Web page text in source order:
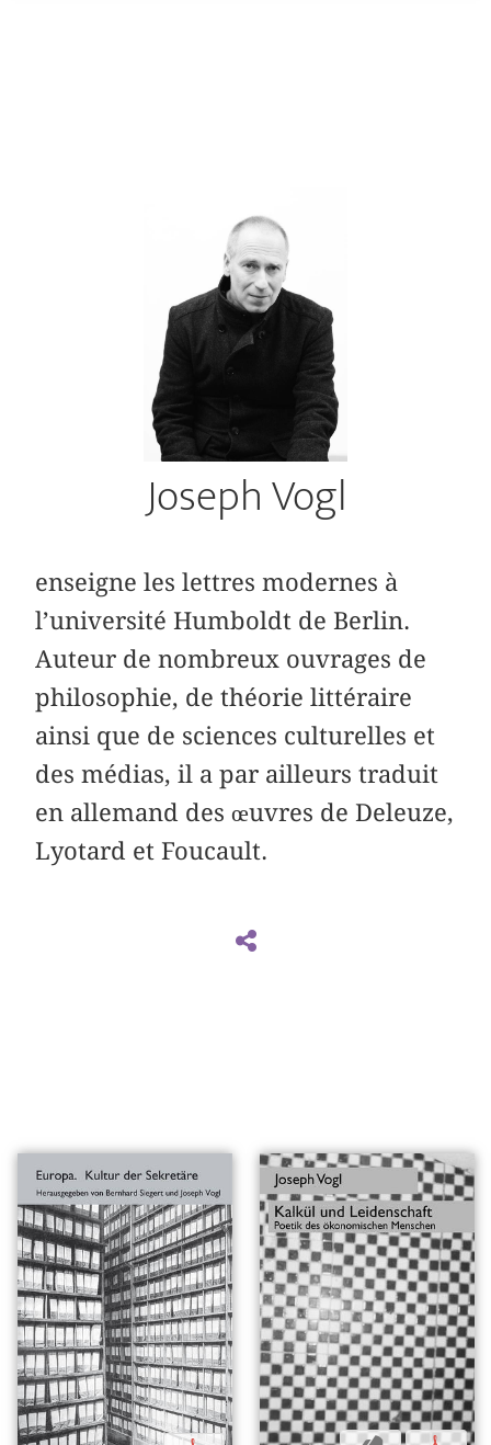
Joseph Vogl
enseigne les lettres modernes à
l’université Humboldt de Berlin.
Auteur de nombreux ouvrages de
philosophie, de théorie littéraire
ainsi que de sciences culturelles et
des médias, il a par ailleurs traduit
en allemand des œuvres de Deleuze,
Lyotard et Foucault.